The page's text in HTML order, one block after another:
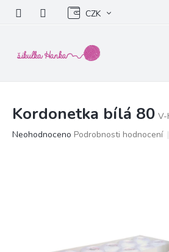
obsah
CZK
Kordonetka bílá 80 V-
Průměrné
Neohodnoceno Podrobnosti hodnocení